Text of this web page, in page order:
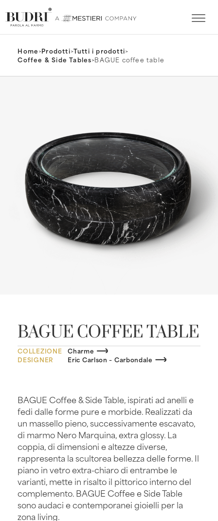
Home>Prodotti>Tutti i prodotti>
Coffee & Side Tables>BAGUE coffee table
BAGUE COFFEE TABLE
COLLEZIONE
Charme
DESIGNER
Eric Carlson – Carbondale
BAGUE Coffee & Side Table, ispirati ad anelli e
fedi dalle forme pure e morbide. Realizzati da
un massello pieno, successivamente escavato,
di marmo Nero Marquina, extra glossy. La
coppia, di dimensioni e altezze diverse,
rappresenta la scultorea bellezza delle forme. Il
piano in vetro extra-chiaro di entrambe le
varianti, mette in risalto il pittorico interno del
complemento. BAGUE Coffee e Side Table
sono audaci e contemporanei gioielli per la
zona living.